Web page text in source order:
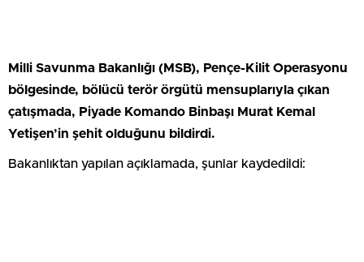
Milli Savunma Bakanlığı (MSB), Pençe-Kilit Operasyonu
bölgesinde, bölücü terör örgütü mensuplarıyla çıkan
çatışmada, Piyade Komando Binbaşı Murat Kemal
Yetişen’in şehit olduğunu bildirdi.
Bakanlıktan yapılan açıklamada, şunlar kaydedildi: